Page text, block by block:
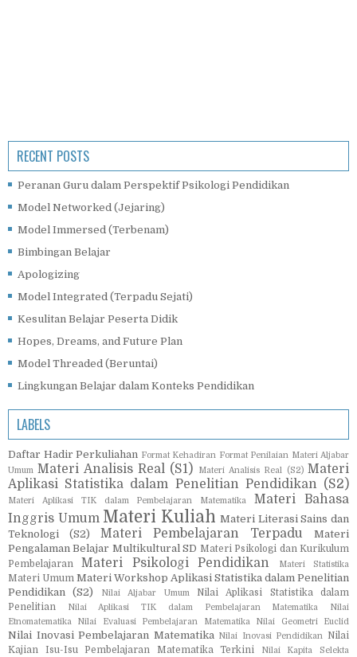
RECENT POSTS
Peranan Guru dalam Perspektif Psikologi Pendidikan
Model Networked (Jejaring)
Model Immersed (Terbenam)
Bimbingan Belajar
Apologizing
Model Integrated (Terpadu Sejati)
Kesulitan Belajar Peserta Didik
Hopes, Dreams, and Future Plan
Model Threaded (Beruntai)
Lingkungan Belajar dalam Konteks Pendidikan
LABELS
Daftar Hadir Perkuliahan Format Kehadiran Format Penilaian Materi Aljabar
Umum Materi Analisis Real (S1) Materi Analisis Real (S2) Materi
Aplikasi Statistika dalam Penelitian Pendidikan (S2)
Materi Aplikasi TIK dalam Pembelajaran Matematika
Materi Bahasa
Inggris Umum Materi Kuliah Materi Literasi Sains dan
Teknologi (S2)
Materi Pembelajaran Terpadu
Materi
Pengalaman Belajar Multikultural SD Materi Psikologi dan Kurikulum
Pembelajaran
Materi Psikologi Pendidikan Materi Statistika
Materi Umum Materi Workshop Aplikasi Statistika dalam Penelitian
Pendidikan (S2)
Nilai Aljabar Umum
Nilai Aplikasi Statistika dalam
Penelitian
Nilai Aplikasi TIK dalam Pembelajaran Matematika
Nilai
Etnomatematika
Nilai Evaluasi Pembelajaran Matematika Nilai Geometri Euclid
Nilai Inovasi Pembelajaran Matematika Nilai Inovasi Pendidikan
Nilai
Kajian Isu-Isu Pembelajaran Matematika Terkini
Nilai Kapita Selekta